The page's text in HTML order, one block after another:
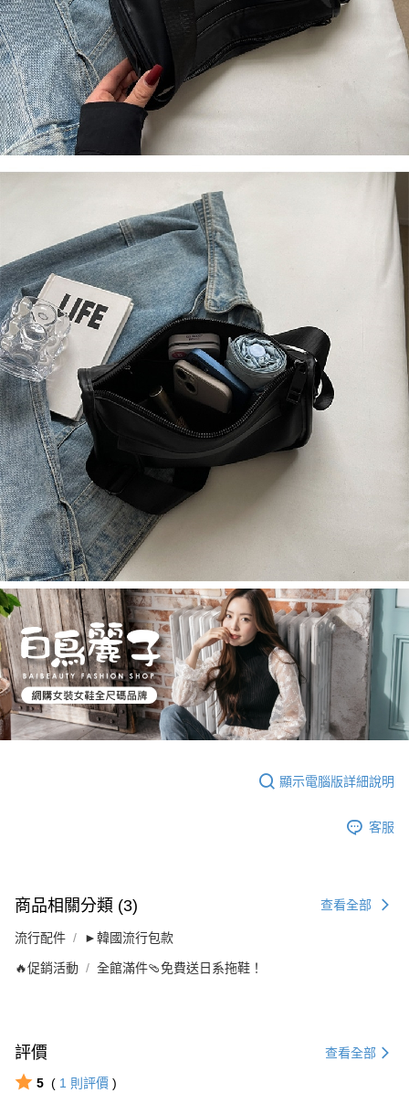
顯示電腦版詳細說明
客服
商品相關分類 (3) 查看全部
流行配件 ►韓國流行包款
🔥促銷活動 全館滿件🩴免費送日系拖鞋！
評價 查看全部
5 ( 1 則評價 )